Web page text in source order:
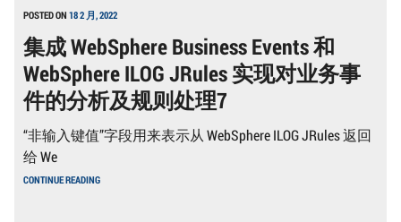
EVENTS
WEBSPHERE
ILOG
JRULES
实
现
对
务
的
POSTED ON 18 2 月, 2022
集成 WebSphere Business Events 和
WebSphere ILOG JRules 实现对业务事
件的分析及规则处理7
“非输入键值”字段用来表示从 WebSphere ILOG JRules 返回
给 We
CONTINUE READING
成